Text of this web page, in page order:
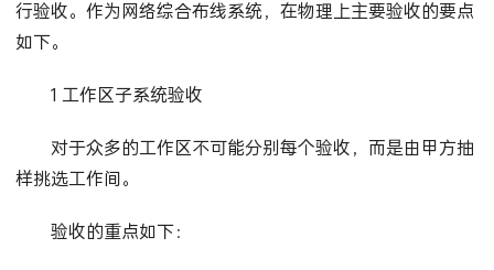
行验收。作为网络综合布线系统，在物理上主要验收的要点
如下。
1 工作区子系统验收
对于众多的工作区不可能分别每个验收，而是由甲方抽
样挑选工作间。
验收的重点如下：